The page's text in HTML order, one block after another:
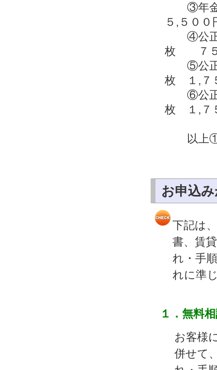
③年
５,５０
④公
枚 ７５
⑤公
枚 １,７
⑥公
枚 １,７
以上①
お申込
下記は
書、賃
れ・手
れに準
１．無料
お客様
併せて